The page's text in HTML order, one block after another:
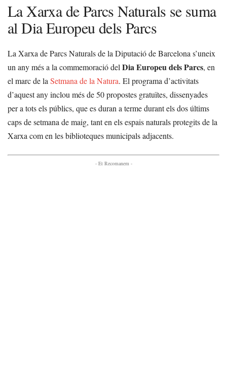
La Xarxa de Parcs Naturals se suma
al Dia Europeu dels Parcs
La Xarxa de Parcs Naturals de la Diputació de Barcelona s’uneix
un any més a la commemoració del Dia Europeu dels Parcs, en
el marc de la Setmana de la Natura. El programa d’activitats
d’aquest any inclou més de 50 propostes gratuïtes, dissenyades
per a tots els públics, que es duran a terme durant els dos últims
caps de setmana de maig, tant en els espais naturals protegits de la
Xarxa com en les biblioteques municipals adjacents.
- Et Recomanem -